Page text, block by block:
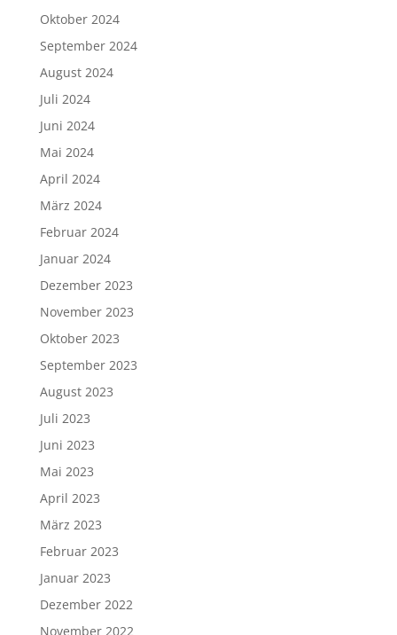
Oktober 2024
September 2024
August 2024
Juli 2024
Juni 2024
Mai 2024
April 2024
März 2024
Februar 2024
Januar 2024
Dezember 2023
November 2023
Oktober 2023
September 2023
August 2023
Juli 2023
Juni 2023
Mai 2023
April 2023
März 2023
Februar 2023
Januar 2023
Dezember 2022
November 2022